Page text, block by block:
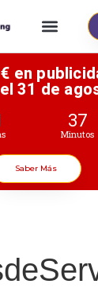
en
31 de
37
Minutos
Saber Más